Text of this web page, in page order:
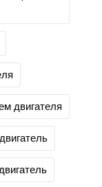
двигателя